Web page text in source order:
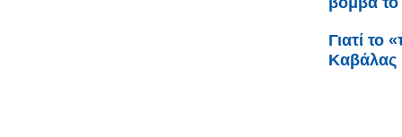
Γιατί το
Καβάλας